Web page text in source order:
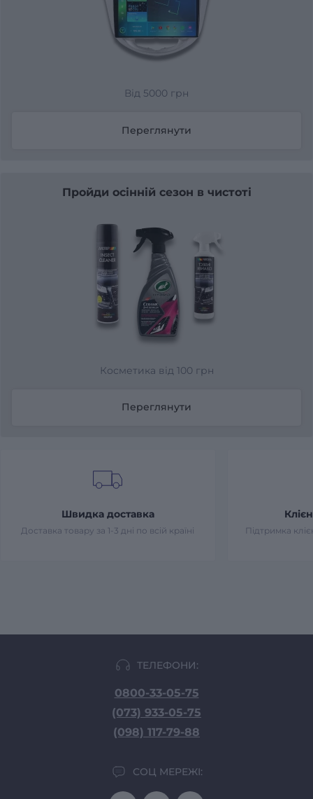
Від 5000 грн
Переглянути
Пройди осінній сезон в чистоті
Косметика від 100 грн
Переглянути
Швидка доставка
Доставка товару за 1-3 дні по всій країні Підтримка
ТЕЛЕФОНИ:
0800-33-05-75
(073) 933-05-75
(098) 117-79-88
СОЦ МЕРЕЖІ: